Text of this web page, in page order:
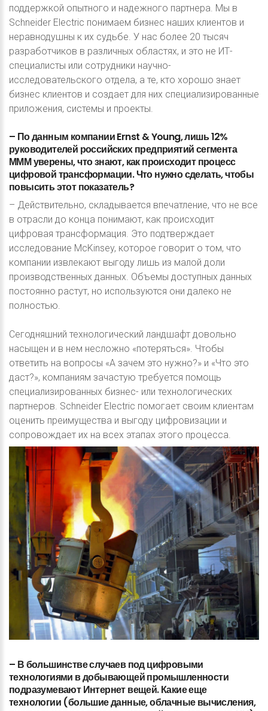
поддержкой опытного и надежного партнера. Мы в
Schneider Electric понимаем бизнес наших клиентов и
неравнодушны к их судьбе. У нас более 20 тысяч
разработчиков в различных областях, и это не ИТ-
специалисты или сотрудники научно-
исследовательского отдела, а те, кто хорошо знает
бизнес клиентов и создает для них специализированные
приложения, системы и проекты.
– Поданным компанииErnst &Young,лишь12%
руководителей российскихпредприятийсегмента
МММуверены,чтознают, какпроисходит процесс
цифровойтрансформации.Чтонужносделать,чтобы
повыситьэтот показатель?
– Действительно, складывается впечатление, что не все
в отрасли до конца понимают, как происходит
цифровая трансформация. Это подтверждает
исследование McKinsey, которое говорит о том, что
компании извлекают выгоду лишь из малой доли
производственных данных. Объемы доступных данных
постоянно растут, но используются они далеко не
полностью.
Сегодняшний технологический ландшафт довольно
насыщен и в нем несложно «потеряться». Чтобы
ответить на вопросы «А зачем это нужно?» и «Что это
даст?», компаниям зачастую требуется помощь
специализированных бизнес- или технологических
партнеров. Schneider Electric помогает своим клиентам
оценить преимущества и выгоду цифровизации и
сопровождает их на всех этапах этого процесса.
– Вбольшинствеслучаев подцифровыми
технологиями вдобывающейпромышленности
подразумевают Интернетвещей.Какиееще
технологии (большиеданные,облачныевычисления,